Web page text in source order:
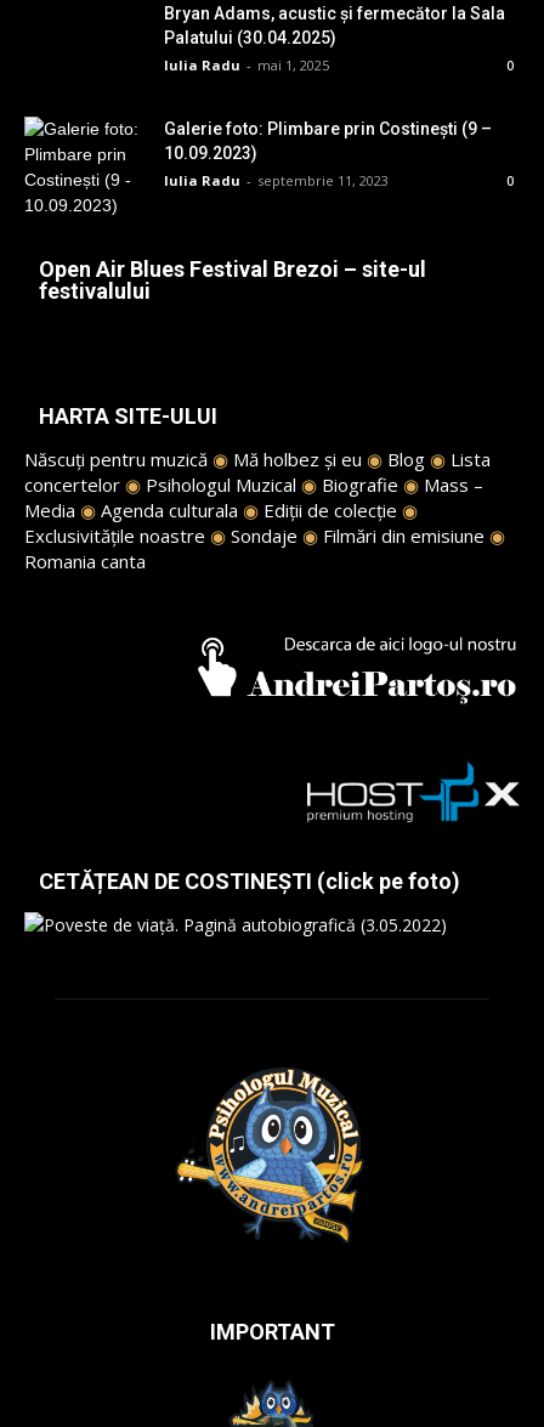
Bryan Adams, acustic și fermecător la Sala
Palatului (30.04.2025)
Iulia Radu - mai 1, 2025 0
Galerie foto: Plimbare prin Costinești (9 –
10.09.2023)
Iulia Radu - septembrie 11, 2023 0
Open Air Blues Festival Brezoi – site-ul
festivalului
HARTA SITE-ULUI
Născuți pentru muzică ◉ Mă holbez și eu ◉ Blog ◉ Lista
concertelor ◉ Psihologul Muzical ◉ Biografie ◉ Mass –
Media ◉ Agenda culturala ◉ Ediții de colecție ◉
Exclusivitățile noastre ◉ Sondaje ◉ Filmări din emisiune ◉
Romania canta
CETĂȚEAN DE COSTINEȘTI (click pe foto)
IMPORTANT